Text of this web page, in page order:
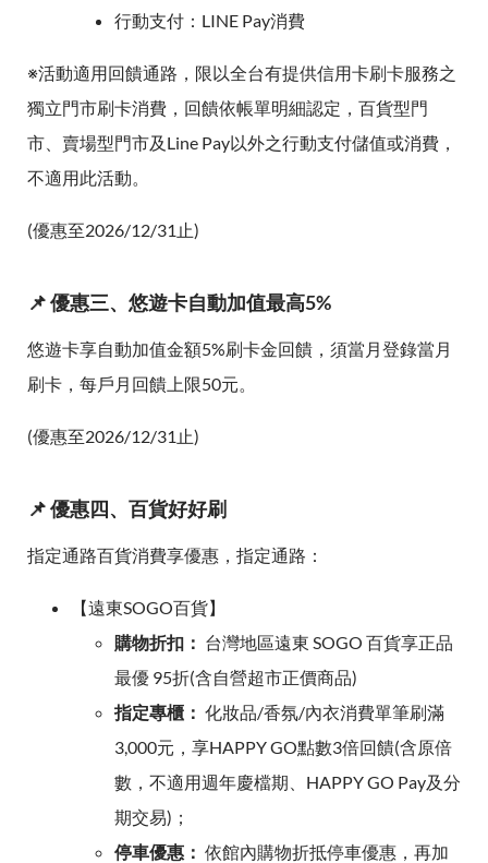
行動支付：LINE Pay消費
※活動適用回饋通路，限以全台有提供信用卡刷卡服務之
獨立門市刷卡消費，回饋依帳單明細認定，百貨型門
市、賣場型門市及Line Pay以外之行動支付儲值或消費，
不適用此活動。
(優惠至2026/12/31止)
📌 優惠三、悠遊卡自動加值最高5%
悠遊卡享自動加值金額5%刷卡金回饋，須當月登錄當月
刷卡，每戶月回饋上限50元。
(優惠至2026/12/31止)
📌 優惠四、百貨好好刷
指定通路百貨消費享優惠，指定通路：
【遠東SOGO百貨】
購物折扣： 台灣地區遠東 SOGO 百貨享正品
最優 95折(含自營超市正價商品)
指定專櫃： 化妝品/香氛/內衣消費單筆刷滿
3,000元，享HAPPY GO點數3倍回饋(含原倍
數，不適用週年慶檔期、HAPPY GO Pay及分
期交易)；
停車優惠： 依館內購物折抵停車優惠，再加